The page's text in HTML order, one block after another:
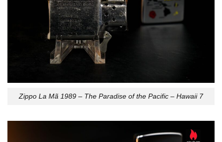
Zippo La Mã 1989 – The Paradise of the Pacific – Hawaii 7